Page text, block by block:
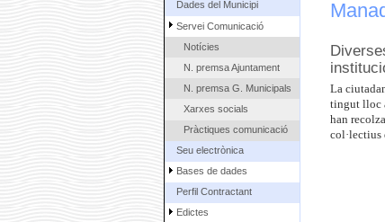
Dades del Municipi
Servei Comunicació
Notícies
N. premsa Ajuntament
N. premsa G. Municipals
Xarxes socials
Pràctiques comunicació
Seu electrònica
Bases de dades
Perfil Contractant
Edictes
La
tingut lloc
han
col·lectius